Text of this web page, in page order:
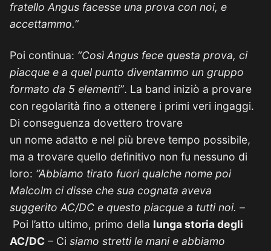
fratello Angus facesse una prova con noi, e
accettammo.”
Poi continua: “Così Angus fece questa prova, ci
piacque e a quel punto diventammo un gruppo
formato da 5 elementi”. La band iniziò a provare
con regolarità fino a ottenere i primi veri ingaggi.
Di conseguenza dovettero trovare
un nome adatto e nel più breve tempo possibile,
ma a trovare quello definitivo non fu nessuno di
loro: “Abbiamo tirato fuori qualche nome poi
Malcolm ci disse che sua cognata aveva
suggerito AC/DC e questo piacque a tutti noi. –
Poi l’atto ultimo, primo della lunga storia degli
AC/DC – Ci siamo stretti le mani e abbiamo